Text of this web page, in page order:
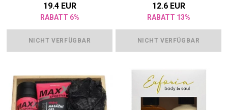
19.4 EUR
RABATT 6%
NICHT VERFÜGBAR
12.6 EUR
RABATT 13%
NICHT VERFÜGBAR